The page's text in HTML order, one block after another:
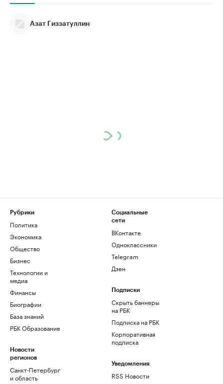
Азат Гиззатуллин
Рубрики
Политика
Экономика
Общество
Бизнес
Технологии и
медиа
Финансы
Биографии
База знаний
РБК Образование
Новости
регионов
Санкт-Петербург
и область
Социальные
сети
ВКонтакте
Одноклассники
Telegram
Дзен
Подписки
Скрыть баннеры
на РБК
Подписка на РБК
Корпоративная
подписка
Уведомления
RSS Новости